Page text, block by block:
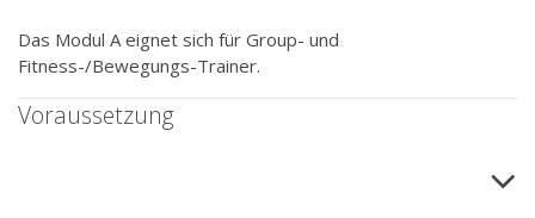
Das Modul A eignet sich für Group- und
Fitness-/Bewegungs-Trainer.
Voraussetzung